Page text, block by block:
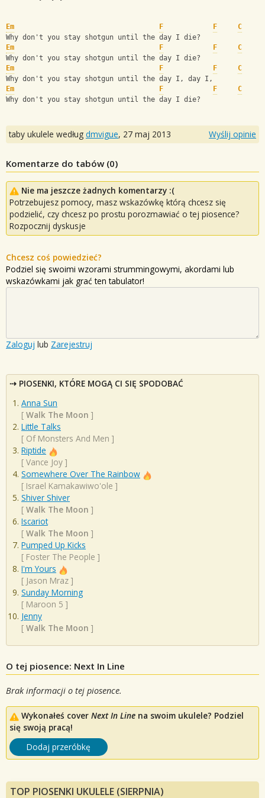
Em F F
C
Why don't you stay shotgun until the day I die?
Em
F F
C
Why don't you stay shotgun until the day I die?
Em
F F
C
Why don't you stay shotgun until the day I, day I,
Em
F F
C
Why don't you stay shotgun until the day I die?
taby ukulele według dmvigue, 27 maj 2013 Wyślij opinie
Komentarze do tabów (0)
Nie ma jeszcze żadnych komentarzy :(
Potrzebujesz pomocy, masz wskazówkę którą chcesz się
podzielić, czy chcesz po prostu porozmawiać o tej piosence?
Rozpocznij dyskusje
Chcesz coś powiedzieć?
Podziel się swoimi wzorami strummingowymi, akordami lub
wskazówkami jak grać ten tabulator!
Zaloguj lub Zarejestruj
PIOSENKI, KTÓRE MOGĄ CI SIĘ SPODOBAĆ
Anna Sun
[ Walk The Moon ]
Little Talks
[ Of Monsters And Men ]
Riptide
[ Vance Joy ]
Somewhere Over The Rainbow
[ Israel Kamakawiwo'ole ]
Shiver Shiver
[ Walk The Moon ]
Iscariot
[ Walk The Moon ]
Pumped Up Kicks
[ Foster The People ]
I'm Yours
[ Jason Mraz ]
Sunday Morning
[ Maroon 5 ]
Jenny
[ Walk The Moon ]
O tej piosence: Next In Line
Brak informacji o tej piosence.
Wykonałeś cover Next In Line na swoim ukulele? Podziel
się swoją pracą!
Dodaj przeróbkę
TOP PIOSENKI UKULELE (SIERPNIA)